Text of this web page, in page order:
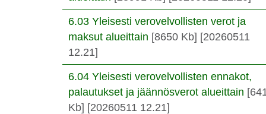
6.03 Yleisesti verovelvollisten verot ja
maksut alueittain [8650 Kb] [20260511
12.21]
6.04 Yleisesti verovelvollisten ennakot,
palautukset ja jäännösverot alueittain
Kb] [20260511 12.21]